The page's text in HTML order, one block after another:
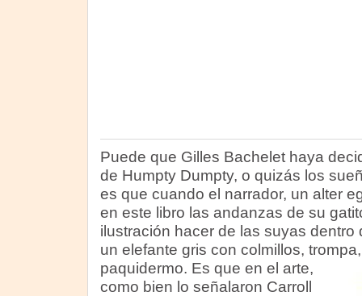
Puede que Gilles Bachelet haya
de Humpty Dumpty, o quizás los
es que cuando el narrador, un alter
en este libro las andanzas de su
ilustración hacer de las suyas dentro
un elefante gris con colmillos,
paquidermo. Es que en el arte,
como bien lo señalaron Carroll